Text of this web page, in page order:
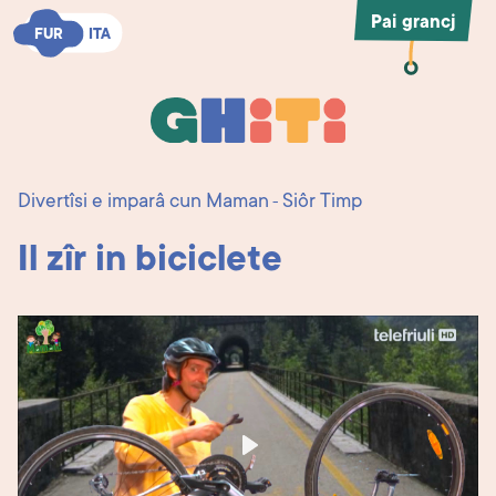
FUR ITA
FUR ITA
Ghiti
Pai grancj
Divertîsi e imparâ cun Maman - Siôr Timp
Il zîr in biciclete
Play